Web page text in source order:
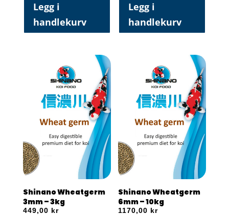
Legg i
handlekurv
Legg i
handlekurv
Shinano Wheatgerm
3mm – 3kg
449,00 kr
Shinano Wheatgerm
6mm – 10kg
1170,00 kr